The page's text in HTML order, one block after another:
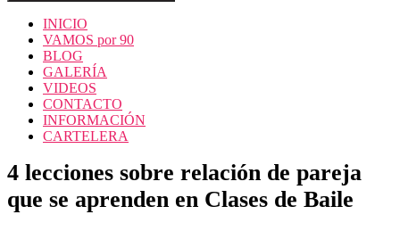
INICIO
VAMOS por 90
BLOG
GALERÍA
VIDEOS
CONTACTO
INFORMACIÓN
CARTELERA
4 lecciones sobre relación de pareja
que se aprenden en Clases de Baile